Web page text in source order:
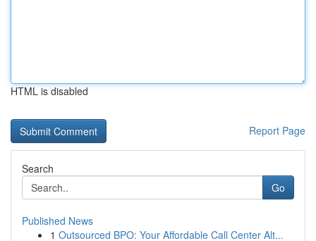
HTML is disabled
Report Page
Search
Go
Published News
1 Outsourced BPO: Your Affordable Call Center Alt...